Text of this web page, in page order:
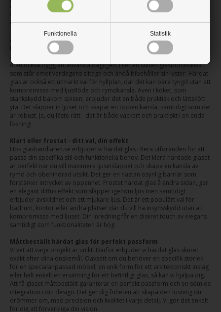
Funktionella Statistik
dörrar, fönster på låg höjd, eller som skydd i lekfulla utrymmen. Att
välja härdat glas är att välja en smart och trygg lösning som skyddar de
du bryr dig om.
Användningsområden för härdat glas
Mångsidigheten hos härdat glas gör det lämpligt för en rad olika
applikationer. Tänk dig en elegant duschvägg som inte bara är vacker
utan också trygg att använda dagligen. Eller en stilren glasbordsskiva
som står emot vardagens slitage och ändå bibehåller sin lyster. Härdat
glas är också ett utmärkt val för hyllplan, där det kan bära tyngd utan att
kompromissa med ljusflöde och rymdkänsla. Även i köket, som
stänkskydd bakom spisen, erbjuder det en både praktisk och lättskött
yta. Det släpper in ljuset och skapar en öppen känsla, samtidigt som det
är robust. Ja, du läste rätt - det är både vackert och praktiskt i en enda
lösning!
Klart eller frostat - ditt val, din effekt
Hos glashandlaren.se erbjuder vi härdat glas i flera utföranden för att
passa din specifika stil och funktionella behov. Det klara härdade glaset
är perfekt när du vill maximera ljusinsläppet och skapa en känsla av
rymd och obehindrad utsikt. Det ger en nästan osynlig barriär som
förstärker intrycket av öppenhet. Frostat härdat glas å andra sidan, ger
en elegant diffus effekt som släpper igenom ljus men samtidigt
erbjuder avskildhet och ett mjukare ljus. Det är ett populärt val för
badrum, kontor eller andra platser där du vill ha insynsskydd utan att
kompromissa med ljuset. Din inredning får en diskret touch av elegans
samtidigt som funktionaliteten är hög.
Måttbeställt härdat glas för perfekt passform
Vi vet att varje projekt är unikt. Därför erbjuder vi härdat glas skuret
exakt efter dina önskemål. Oavsett om du behöver en specifik storlek
för en specialanpassad möbel, en unik form för ett arkitektoniskt inslag
eller helt enkelt en ersättning för ett befintligt glas, så kan vi hjälpa dig.
Att få glaset måttbeställt garanterar en perfekt passform och en sömlös
integration i din design. Det ger dig friheten att skapa den lösning du
drömmer om, med precision och kvalitet i varje detalj. Vi gör det enkelt
för dig att förverkliga din vision.